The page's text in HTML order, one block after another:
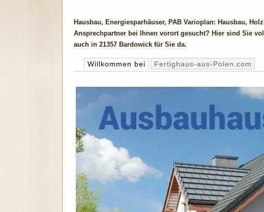
Hausbau, Energiesparhäuser, PAB Varioplan: Hausbau,
Ansprechpartner bei Ihnen vorort gesucht? Hier sind Sie
auch in 21357 Bardowick für Sie da.
Willkommen bei Fertighaus-aus-Polen.com